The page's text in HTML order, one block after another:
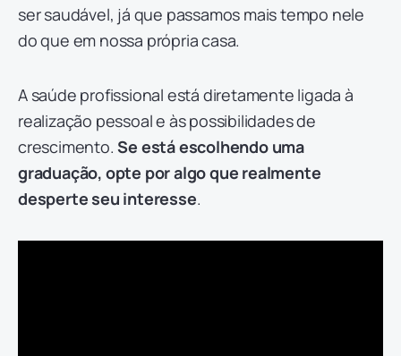
ser saudável, já que passamos mais tempo nele
do que em nossa própria casa.
A saúde profissional está diretamente ligada à
realização pessoal e às possibilidades de
crescimento.Se está escolhendo uma
graduação, opte por algo que realmente
desperte seu interesse.